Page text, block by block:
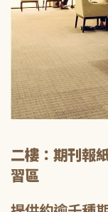
二樓：期刊報
習區